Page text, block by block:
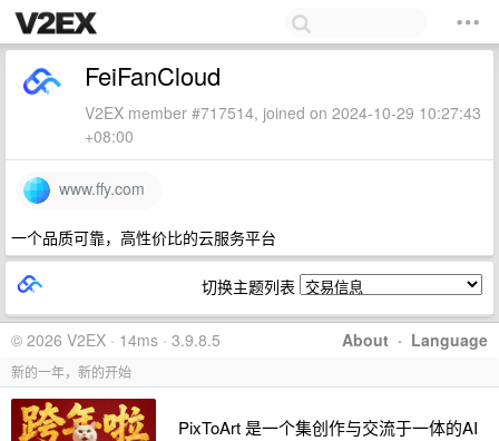
FeiFanCloud
V2EX member #717514, joined on 2024-10-29 10:27:43
+08:00
www.ffy.com
一个品质可靠，高性价比的云服务平台
切换主题列表
About · Language
© 2026 V2EX · 14ms · 3.9.8.5
新的一年，新的开始
PixToArt 是一个集创作与交流于一体的AI